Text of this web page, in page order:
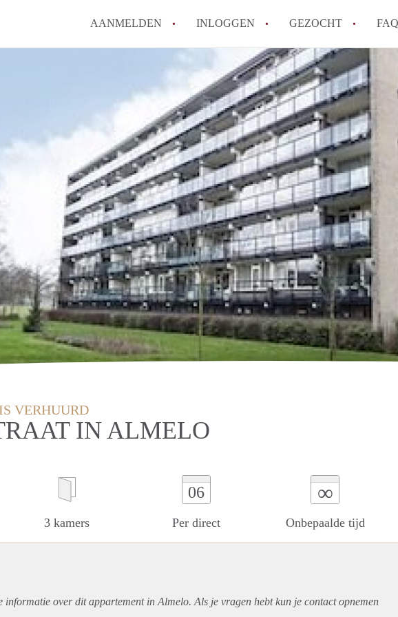
AANMELDEN INLOGGEN GEZOCHT FAQ
How to translate
Wat is AppartementAlmelo?
Hoeveel kost het om te reageren op
Tips: om in Almelo een appartement
Wat is de privacyverklaring van
Alle veelgestelde vragen
VERHUURD
IN ALMELO
3 kamers
06
Per direct
∞
Onbepaalde tijd
informatie over ditappartementin Almelo. Als je vragen hebt kun je contact opnemen